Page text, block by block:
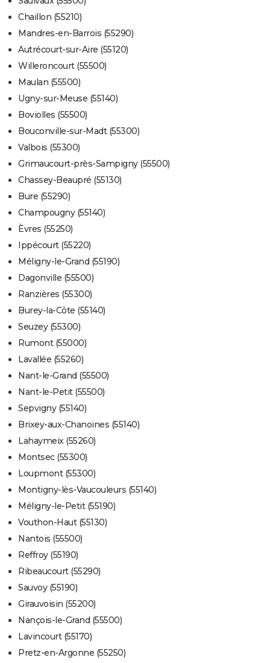
Chaillon (55210)
Mandres-en-Barrois (55290)
Autrécourt-sur-Aire (55120)
Willeroncourt (55500)
Maulan (55500)
Ugny-sur-Meuse (55140)
Boviolles (55500)
Bouconville-sur-Madt (55300)
Valbois (55300)
Grimaucourt-près-Sampigny (55500)
Chassey-Beaupré (55130)
Bure (55290)
Champougny (55140)
Èvres (55250)
Ippécourt (55220)
Méligny-le-Grand (55190)
Dagonville (55500)
Ranzières (55300)
Burey-la-Côte (55140)
Seuzey (55300)
Rumont (55000)
Lavallée (55260)
Nant-le-Grand (55500)
Nant-le-Petit (55500)
Sepvigny (55140)
Brixey-aux-Chanoines (55140)
Lahaymeix (55260)
Montsec (55300)
Loupmont (55300)
Montigny-lès-Vaucouleurs (55140)
Méligny-le-Petit (55190)
Vouthon-Haut (55130)
Nantois (55500)
Reffroy (55190)
Ribeaucourt (55290)
Sauvoy (55190)
Girauvoisin (55200)
Nançois-le-Grand (55500)
Lavincourt (55170)
Pretz-en-Argonne (55250)